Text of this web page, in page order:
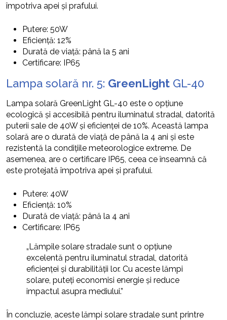
împotriva apei și prafului.
Putere: 50W
Eficiență: 12%
Durată de viață: până la 5 ani
Certificare: IP65
Lampa solară nr. 5: GreenLight GL-40
Lampa solară GreenLight GL-40 este o opțiune
ecologică și accesibilă pentru iluminatul stradal, datorită
puterii sale de 40W și eficienței de 10%. Această lampa
solară are o durată de viață de până la 4 ani și este
rezistentă la condițiile meteorologice extreme. De
asemenea, are o certificare IP65, ceea ce înseamnă că
este protejată împotriva apei și prafului.
Putere: 40W
Eficiență: 10%
Durată de viață: până la 4 ani
Certificare: IP65
„Lămpile solare stradale sunt o opțiune
excelentă pentru iluminatul stradal, datorită
eficienței și durabilității lor. Cu aceste lămpi
solare, puteți economisi energie și reduce
impactul asupra mediului.”
În concluzie, aceste lămpi solare stradale sunt printre